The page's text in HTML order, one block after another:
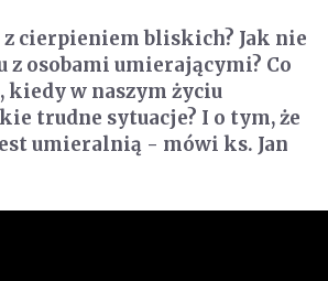
z cierpieniem bliskich? Jak nie
z osobami umierającymi? Co
kiedy w naszym życiu
trudne sytuacje? I o tym, że
umieralnią - mówi ks. Jan